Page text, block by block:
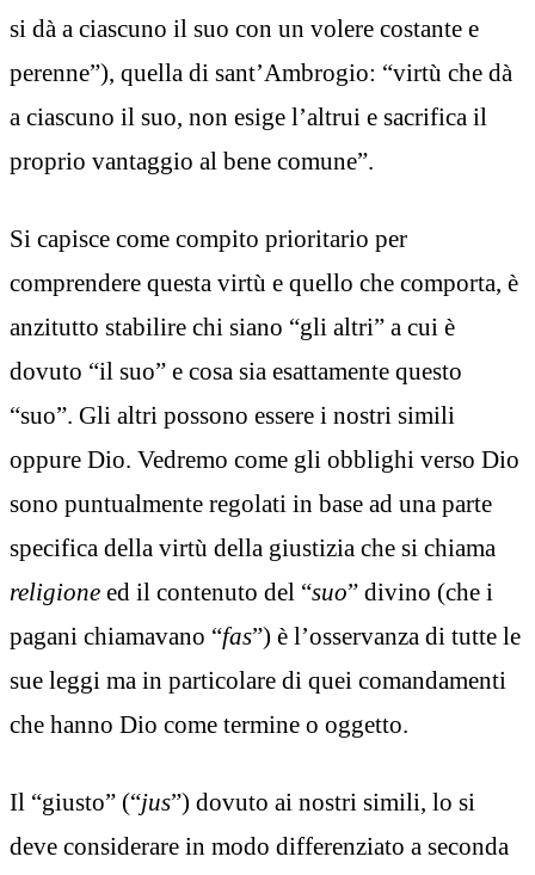
si dà a ciascuno il suo con un volere costante e
perenne”), quella di sant’Ambrogio: “virtù che dà
a ciascuno il suo, non esige l’altrui e sacrifica il
proprio vantaggio al bene comune”.
Si capisce come compito prioritario per
comprendere questa virtù e quello che comporta, è
anzitutto stabilire chi siano “gli altri” a cui è
dovuto “il suo” e cosa sia esattamente questo
“suo”. Gli altri possono essere i nostri simili
oppure Dio. Vedremo come gli obblighi verso Dio
sono puntualmente regolati in base ad una parte
specifica della virtù della giustizia che si chiama
religione ed il contenuto del “suo” divino (che i
pagani chiamavano “fas”) è l’osservanza di tutte le
sue leggi ma in particolare di quei comandamenti
che hanno Dio come termine o oggetto.
Il “giusto” (“jus”) dovuto ai nostri simili, lo si
deve considerare in modo differenziato a seconda